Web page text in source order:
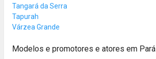
Tangará da Serra
Tapurah
Várzea Grande
Modelos e promotores e atores em Pará